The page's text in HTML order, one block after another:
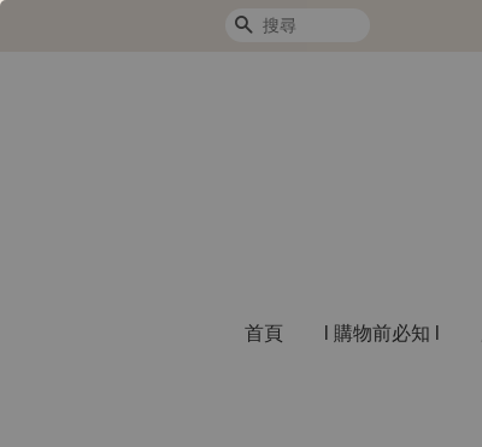
搜尋
首頁 l 購物前必知 l